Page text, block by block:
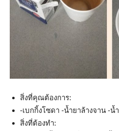
สิ่งที่คุณต้องการ:
-เบกกิ้งโซดา -น้ำยาล้างจาน -น้ำ
สิ่งที่ต้องทำ: